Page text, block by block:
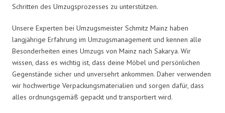
Schritten des Umzugsprozesses zu unterstützen.
Unsere Experten bei Umzugsmeister Schmitz Mainz haben
langjährige Erfahrung im Umzugsmanagement und kennen alle
Besonderheiten eines Umzugs von Mainz nach Sakarya. Wir
wissen, dass es wichtig ist, dass deine Möbel und persönlichen
Gegenstände sicher und unversehrt ankommen. Daher verwenden
wir hochwertige Verpackungsmaterialien und sorgen dafür, dass
alles ordnungsgemäß gepackt und transportiert wird.